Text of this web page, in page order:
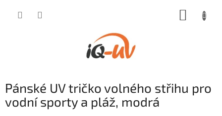
Pánské UV tričko volného střihu pro
vodní sporty a pláž, modrá